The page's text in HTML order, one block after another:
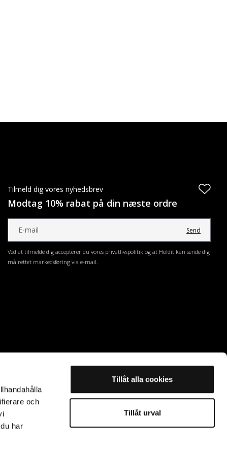
och
har
Tillåt alla cookies
Tillåt urval
Tilmeld dig vores nyhedsbrev
Modtag 10% rabat på din næste ordre
Send
Ved at tilmelde dig accepterer du vores privatlivspolitik og at Holdit kan sende dig
målrettet markedsføring via e-mail.